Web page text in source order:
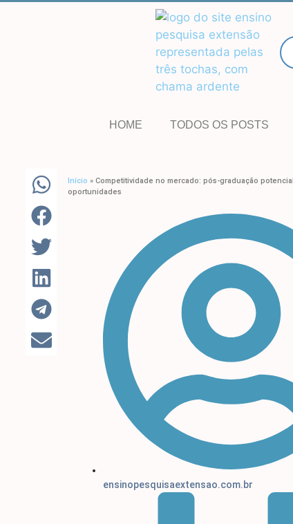
HOME TODOS OS POSTS
Início » Competitividade no mercado: pós-graduação
oportunidades
ensinopesquisaextensao.com.br